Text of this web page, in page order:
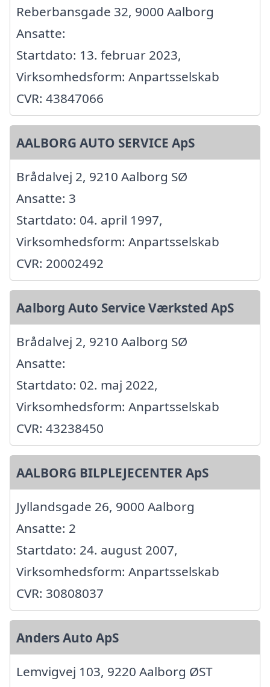
Reberbansgade 32, 9000 Aalborg
Ansatte:
Startdato: 13. februar 2023,
Virksomhedsform: Anpartsselskab
CVR: 43847066
AALBORG AUTO SERVICE ApS
Brådalvej 2, 9210 Aalborg SØ
Ansatte: 3
Startdato: 04. april 1997,
Virksomhedsform: Anpartsselskab
CVR: 20002492
Aalborg Auto Service Værksted ApS
Brådalvej 2, 9210 Aalborg SØ
Ansatte:
Startdato: 02. maj 2022,
Virksomhedsform: Anpartsselskab
CVR: 43238450
AALBORG BILPLEJECENTER ApS
Jyllandsgade 26, 9000 Aalborg
Ansatte: 2
Startdato: 24. august 2007,
Virksomhedsform: Anpartsselskab
CVR: 30808037
Anders Auto ApS
Lemvigvej 103, 9220 Aalborg ØST